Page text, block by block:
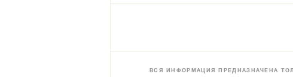
ВСЯ ИНФОРМАЦИЯ ПРЕДНАЗНАЧЕНА